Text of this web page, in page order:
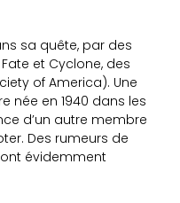
sa quête, par des
et Cyclone, des
of America). Une
née en 1940 dans les
d’un autre membre
Des rumeurs de
évidemment